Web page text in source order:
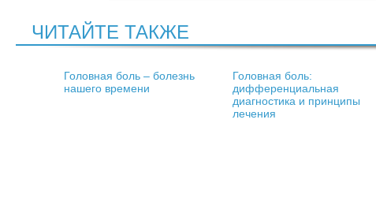
ЧИТАЙТЕ ТАКЖЕ
Головная боль – болезнь
нашего времени
Головная боль:
дифференциальная
диагностика и принципы
лечения